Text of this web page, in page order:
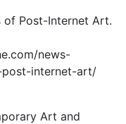
of Post-Internet Art.
news-
post-internet-art/
Art and